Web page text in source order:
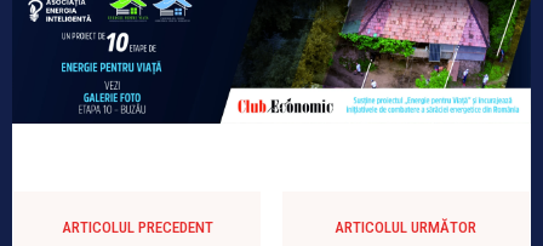
ARTICOLUL PRECEDENT ARTICOLUL URMĂTOR